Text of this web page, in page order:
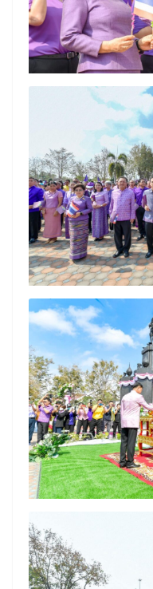
Search
for: